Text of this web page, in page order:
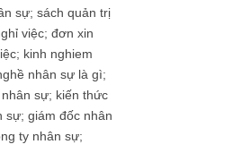
sự; sách quản trị
việc; đơn xin
; kinh nghiem
nhân sự là gì;
sự; kiến thức
sự; giám đốc nhân
ty nhân sự;